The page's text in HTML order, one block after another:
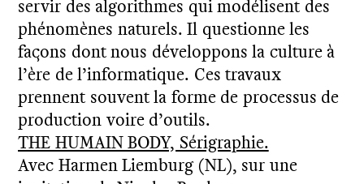
servir des algorithmes qui modélisent des
phénomènes naturels. Il questionne les
façons dont nous développons la culture à
l’ère de l’informatique. Ces travaux
prennent souvent la forme de processus de
production voire d’outils.
THE HUMAIN BODY, Sérigraphie.
Avec Harmen Liemburg (NL), sur une